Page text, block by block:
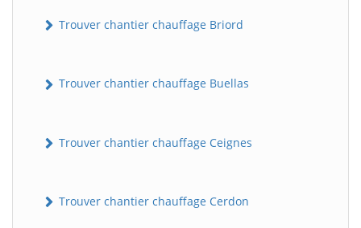
Trouver chantier chauffage Briord
Trouver chantier chauffage Buellas
Trouver chantier chauffage Ceignes
Trouver chantier chauffage Cerdon